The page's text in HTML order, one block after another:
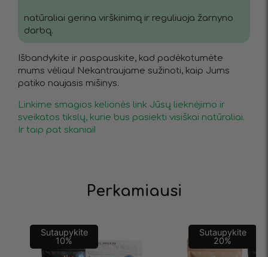
natūraliai gerina virškinimą ir reguliuoja žarnyno
darbą.
Išbandykite ir paspauskite, kad padėkotumėte
mums vėliau! Nekantraujame sužinoti, kaip Jums
patiko naujasis mišinys.
Linkime smagios kelionės link Jūsų lieknėjimo ir
sveikatos tikslų, kurie bus pasiekti visiškai natūraliai.
Ir taip pat skaniai!
Perkamiausi
Sutaupykite
10%
Sutaupykite
20%